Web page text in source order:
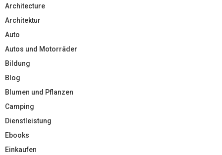
Architecture
Architektur
Auto
Autos und Motorräder
Bildung
Blog
Blumen und Pflanzen
Camping
Dienstleistung
Ebooks
Einkaufen